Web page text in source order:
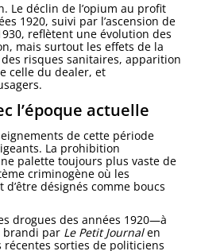
Le déclin de l’opium au profit
1920, suivi par l’ascension de
reflètent une évolution des
mais surtout les effets de la
risques sanitaires, apparition
celle du dealer, et
l’époque actuelle
de cette période
La prohibition
palette toujours plus vaste de
criminogène où les
désignés comme boucs
drogues des années 1920—à
brandi par Le Petit Journalen
sorties de politiciens